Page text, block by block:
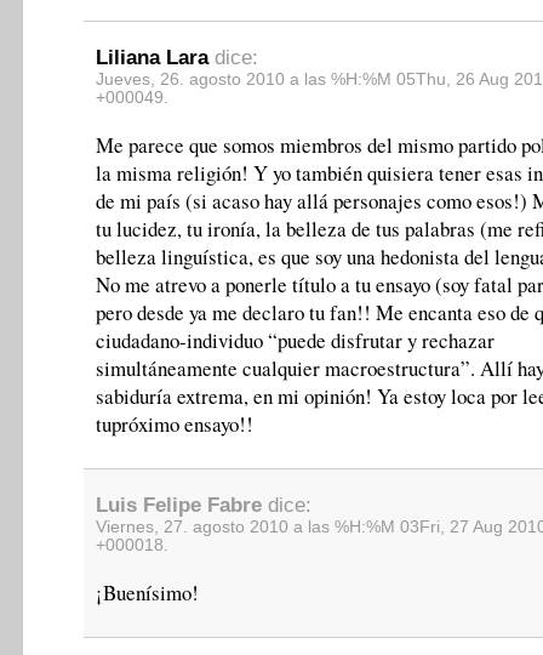
Liliana Lara dice:
Jueves, 26. agosto 2010 a las %H:%M 05Thu, 26 Aug
+000049.
Me parece que somos miembros del mismo partido
la misma religión! Y yo también quisiera tener esas
de mi país (si acaso hay allá personajes como esos!)
tu lucidez, tu ironía, la belleza de tus palabras (me
belleza linguística, es que soy una hedonista del
No me atrevo a ponerle título a tu ensayo (soy fatal
pero desde ya me declaro tu fan!! Me encanta eso de
ciudadano-individuo “puede disfrutar y rechazar
simultáneamente cualquier macroestructura”. Allí
sabiduría extrema, en mi opinión! Ya estoy loca por
tupróximo ensayo!!
Luis Felipe Fabre dice:
Viernes, 27. agosto 2010 a las %H:%M 03Fri, 27 Aug
+000018.
¡Buenísimo!